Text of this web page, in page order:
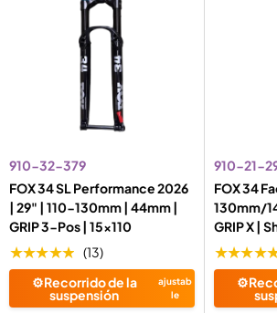
910-32-379
FOX 34 SL Performance 2026
| 29" | 110-130mm | 44mm |
GRIP 3-Pos | 15x110
★★★★★ (13)
⚙️Recorrido de la
suspensión
ajustab
le
910-21-
FOX 34
130mm/
GRIP X |